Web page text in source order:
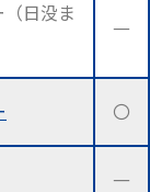
日没ま
―
〇
―